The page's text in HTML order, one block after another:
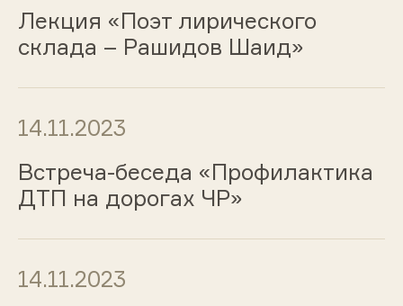
Лекция «Поэт лирического
склада – Рашидов Шаид»
14.11.2023
Встреча-беседа «Профилактика
ДТП на дорогах ЧР»
14.11.2023